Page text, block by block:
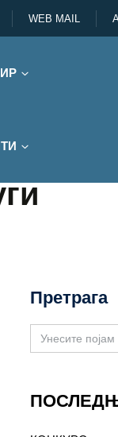
WEB MAIL
Претрага
Search
for: